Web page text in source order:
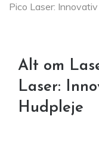
Pico Laser:
Alt om
Laser:
Hudpleje